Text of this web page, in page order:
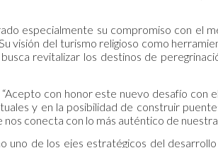
especialmente su compromiso con el
visión del turismo religioso como
revitalizar los destinos de
con honor este nuevo desafío
y en la posibilidad de construir
conecta con lo más auténtico de nuestra
uno de los ejes estratégicos del